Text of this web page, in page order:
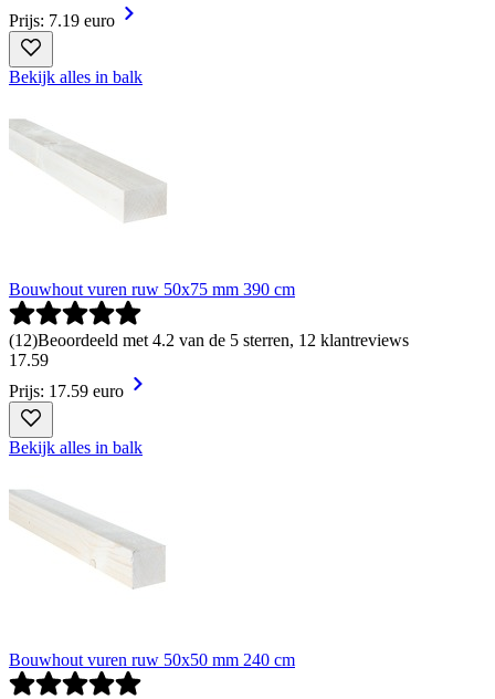
Prijs: 7.19 euro
Bekijk alles in balk
Bouwhout vuren ruw 50x75 mm 390 cm
(12)Beoordeeld met 4.2 van de 5 sterren, 12 klantreviews
17.59
Prijs: 17.59 euro
Bekijk alles in balk
Bouwhout vuren ruw 50x50 mm 240 cm